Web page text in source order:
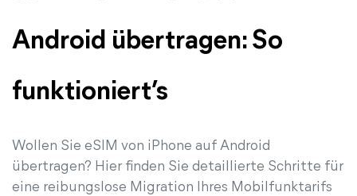
Android übertragen: So
funktioniert’s
Wollen Sie eSIM von iPhone auf Android
übertragen? Hier finden Sie detaillierte Schritte für
eine reibungslose Migration Ihres Mobilfunktarifs